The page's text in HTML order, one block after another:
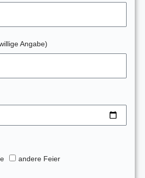
Angabe)
andere Feier